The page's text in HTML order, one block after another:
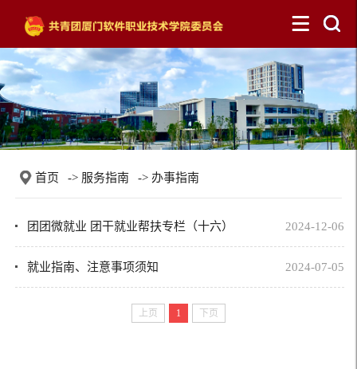
首页 -> 服务指南 -> 办事指南
2024-12-06
团团微就业 团干就业帮扶专栏（十六）
2024-07-05
就业指南、注意事项须知
上页 1 下页